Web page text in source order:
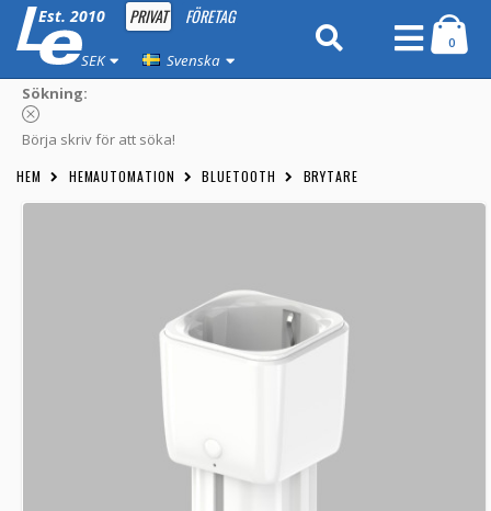
Est. 2010 PRIVAT FÖRETAG
SEK Svenska
0
Sökning:
Börja skriv för att söka!
HEM HEMAUTOMATION BLUETOOTH BRYTARE